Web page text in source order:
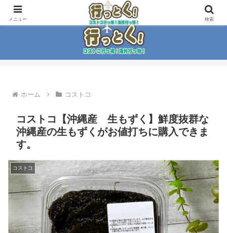
コストコ大好き家族がイチ押商品紹介！！
ホーム コストコ
コストコ【沖縄産 生もずく】鮮度抜群な
沖縄産の生もずくがお値打ちに購入できま
す。
コストコ
メニュー 検索